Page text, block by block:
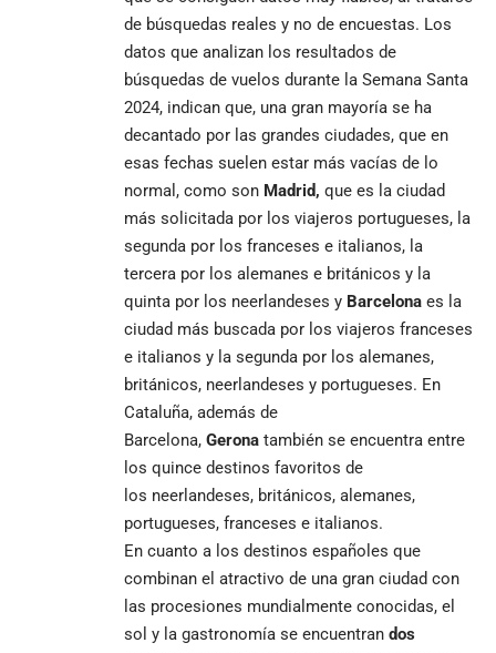
de búsquedas reales y no de encuestas. Los
datos que analizan los resultados de
búsquedas de vuelos durante la Semana Santa
2024, indican que, una gran mayoría se ha
decantado por las grandes ciudades, que en
esas fechas suelen estar más vacías de lo
normal, como son Madrid, que es la ciudad
más solicitada por los viajeros portugueses, la
segunda por los franceses e italianos, la
tercera por los alemanes e británicos y la
quinta por los neerlandeses y Barcelona es la
ciudad más buscada por los viajeros franceses
e italianos y la segunda por los alemanes,
británicos, neerlandeses y portugueses. En
Cataluña, además de
Barcelona, Gerona también se encuentra entre
los quince destinos favoritos de
los neerlandeses, británicos, alemanes,
portugueses, franceses e italianos.
En cuanto a los destinos españoles que
combinan el atractivo de una gran ciudad con
las procesiones mundialmente conocidas, el
sol y la gastronomía se encuentran dos